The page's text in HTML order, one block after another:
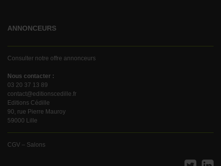
ANNONCEURS
Consulter notre offre annonceurs
Nous contacter :
03 20 37 13 89
contact@editionscedille.fr
Editions Cédille
90, rue Pierre Mauroy
59000 Lille
CGV – Salons